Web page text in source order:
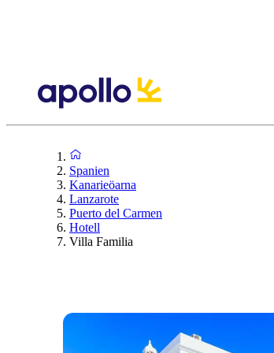
Spanien
Kanarieöarna
Lanzarote
Puerto del Carmen
Hotell
Villa Familia